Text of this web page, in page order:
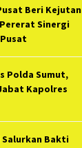
Beri Kejutan
Sinergi
Polda Sumut,
Kapolres
Salurkan Bakti